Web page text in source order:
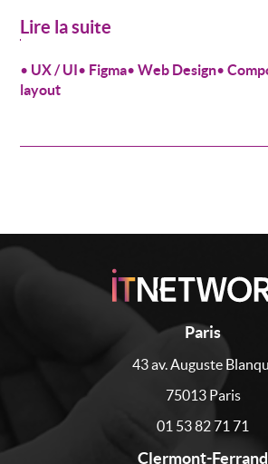
Lire la suite
• UX / UI• Figma•Web Design•
layout
Paris
43 av. Auguste
75013 Paris
01 53 82 71 71
Clermont-Ferrand